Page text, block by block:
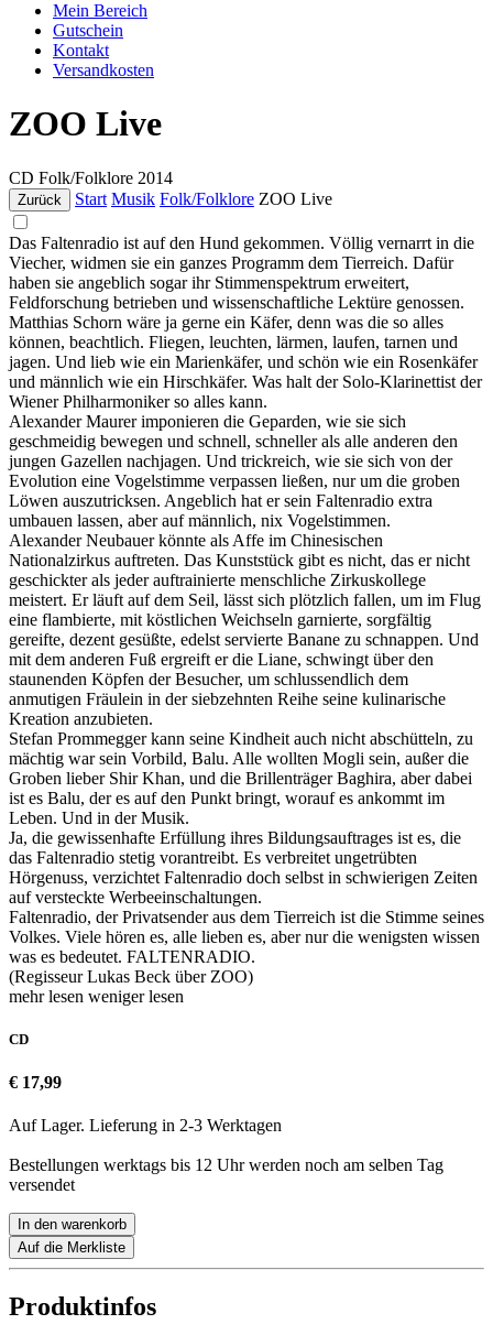
Mein Bereich
Gutschein
Kontakt
Versandkosten
ZOO Live
CD Folk/Folklore 2014
Zurück Start Musik Folk/Folklore ZOO Live
Das Faltenradio ist auf den Hund gekommen. Völlig vernarrt in die
Viecher, widmen sie ein ganzes Programm dem Tierreich. Dafür
haben sie angeblich sogar ihr Stimmenspektrum erweitert,
Feldforschung betrieben und wissenschaftliche Lektüre genossen.
Matthias Schorn wäre ja gerne ein Käfer, denn was die so alles
können, beachtlich. Fliegen, leuchten, lärmen, laufen, tarnen und
jagen. Und lieb wie ein Marienkäfer, und schön wie ein Rosenkäfer
und männlich wie ein Hirschkäfer. Was halt der Solo-Klarinettist der
Wiener Philharmoniker so alles kann.
Alexander Maurer imponieren die Geparden, wie sie sich
geschmeidig bewegen und schnell, schneller als alle anderen den
jungen Gazellen nachjagen. Und trickreich, wie sie sich von der
Evolution eine Vogelstimme verpassen ließen, nur um die groben
Löwen auszutricksen. Angeblich hat er sein Faltenradio extra
umbauen lassen, aber auf männlich, nix Vogelstimmen.
Alexander Neubauer könnte als Affe im Chinesischen
Nationalzirkus auftreten. Das Kunststück gibt es nicht, das er nicht
geschickter als jeder auftrainierte menschliche Zirkuskollege
meistert. Er läuft auf dem Seil, lässt sich plötzlich fallen, um im Flug
eine flambierte, mit köstlichen Weichseln garnierte, sorgfältig
gereifte, dezent gesüßte, edelst servierte Banane zu schnappen. Und
mit dem anderen Fuß ergreift er die Liane, schwingt über den
staunenden Köpfen der Besucher, um schlussendlich dem
anmutigen Fräulein in der siebzehnten Reihe seine kulinarische
Kreation anzubieten.
Stefan Prommegger kann seine Kindheit auch nicht abschütteln, zu
mächtig war sein Vorbild, Balu. Alle wollten Mogli sein, außer die
Groben lieber Shir Khan, und die Brillenträger Baghira, aber dabei
ist es Balu, der es auf den Punkt bringt, worauf es ankommt im
Leben. Und in der Musik.
Ja, die gewissenhafte Erfüllung ihres Bildungsauftrages ist es, die
das Faltenradio stetig vorantreibt. Es verbreitet ungetrübten
Hörgenuss, verzichtet Faltenradio doch selbst in schwierigen Zeiten
auf versteckte Werbeeinschaltungen.
Faltenradio, der Privatsender aus dem Tierreich ist die Stimme seines
Volkes. Viele hören es, alle lieben es, aber nur die wenigsten wissen
was es bedeutet. FALTENRADIO.
(Regisseur Lukas Beck über ZOO)
mehr lesen weniger lesen
CD
€ 17,99
Auf Lager. Lieferung in 2-3 Werktagen
Bestellungen werktags bis 12 Uhr werden noch am selben Tag
versendet
In den warenkorb
Auf die Merkliste
Produktinfos